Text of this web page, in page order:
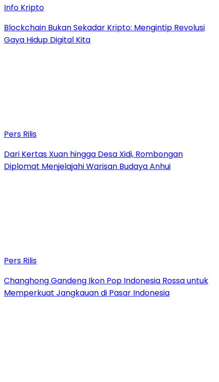
Info Kripto
Blockchain Bukan Sekadar Kripto: Mengintip Revolusi
Gaya Hidup Digital Kita
Pers Rilis
Dari Kertas Xuan hingga Desa Xidi, Rombongan
Diplomat Menjelajahi Warisan Budaya Anhui
Pers Rilis
Changhong Gandeng Ikon Pop Indonesia Rossa untuk
Memperkuat Jangkauan di Pasar Indonesia